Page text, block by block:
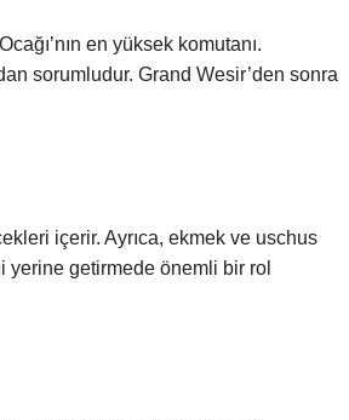
sorumludur. Grand Wesir’den sonra
içerir. Ayrıca, ekmek ve uschus
yerine getirmede önemli bir rol